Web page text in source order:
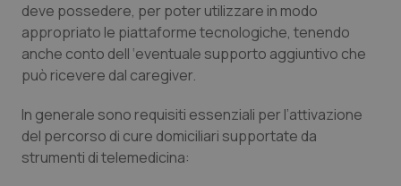
Tumore ovarico
Tumori del Polmone & Testa Collo
Tumori gastrointestinali
Ulcera & Reflusso
deve possedere, per poter utilizzare in modo
appropriato le piattaforme tecnologiche, tenendo
anche conto dell ‘eventuale supporto aggiuntivo che
può ricevere dal caregiver.
In generale sono requisiti essenziali per l’attivazione
del percorso di cure domiciliari supportate da
strumenti di telemedicina: